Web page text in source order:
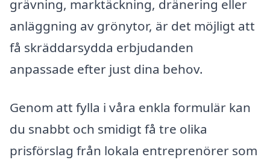
grävning, marktäckning, dränering eller
anläggning av grönytor, är det möjligt att
få skräddarsydda erbjudanden
anpassade efter just dina behov.
Genom att fylla i våra enkla formulär kan
du snabbt och smidigt få tre olika
prisförslag från lokala entreprenörer som